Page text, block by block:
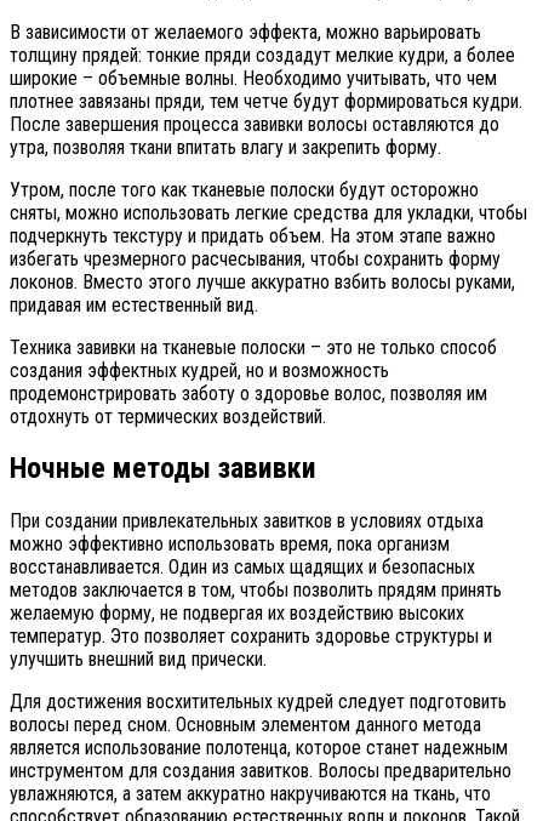
В зависимости от желаемого эффекта, можно варьировать
толщину прядей: тонкие пряди создадут мелкие кудри, а более
широкие – объемные волны. Необходимо учитывать, что чем
плотнее завязаны пряди, тем четче будут формироваться кудри.
После завершения процесса завивки волосы оставляются до
утра, позволяя ткани впитать влагу и закрепить форму.
Утром, после того как тканевые полоски будут осторожно
сняты, можно использовать легкие средства для укладки, чтобы
подчеркнуть текстуру и придать объем. На этом этапе важно
избегать чрезмерного расчесывания, чтобы сохранить форму
локонов. Вместо этого лучше аккуратно взбить волосы руками,
придавая им естественный вид.
Техника завивки на тканевые полоски – это не только способ
создания эффектных кудрей, но и возможность
продемонстрировать заботу о здоровье волос, позволяя им
отдохнуть от термических воздействий.
Ночные методы завивки
При создании привлекательных завитков в условиях отдыха
можно эффективно использовать время, пока организм
восстанавливается. Один из самых щадящих и безопасных
методов заключается в том, чтобы позволить прядям принять
желаемую форму, не подвергая их воздействию высоких
температур. Это позволяет сохранить здоровье структуры и
улучшить внешний вид прически.
Для достижения восхитительных кудрей следует подготовить
волосы перед сном. Основным элементом данного метода
является использование полотенца, которое станет надежным
инструментом для создания завитков. Волосы предварительно
увлажняются, а затем аккуратно накручиваются на ткань, что